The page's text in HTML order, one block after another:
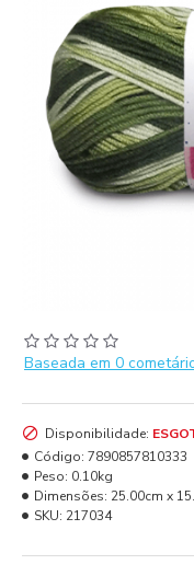
Baseada em 0
Disponibilidade:
Código: 7890857810333
Peso: 0.10kg
Dimensões: 25.00cm x
SKU: 217034